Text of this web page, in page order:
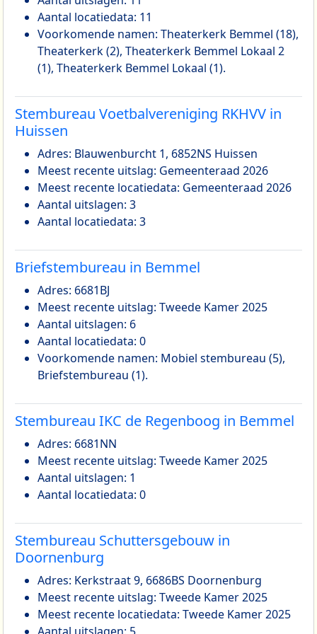
Aantal locatiedata: 11
Voorkomende namen: Theaterkerk Bemmel (18),
Theaterkerk (2), Theaterkerk Bemmel Lokaal 2
(1), Theaterkerk Bemmel Lokaal (1).
Stembureau Voetbalvereniging RKHVV in
Huissen
Adres: Blauwenburcht 1, 6852NS Huissen
Meest recente uitslag: Gemeenteraad 2026
Meest recente locatiedata: Gemeenteraad 2026
Aantal uitslagen: 3
Aantal locatiedata: 3
Briefstembureau in Bemmel
Adres: 6681BJ
Meest recente uitslag: Tweede Kamer 2025
Aantal uitslagen: 6
Aantal locatiedata: 0
Voorkomende namen: Mobiel stembureau (5),
Briefstembureau (1).
Stembureau IKC de Regenboog in Bemmel
Adres: 6681NN
Meest recente uitslag: Tweede Kamer 2025
Aantal uitslagen: 1
Aantal locatiedata: 0
Stembureau Schuttersgebouw in
Doornenburg
Adres: Kerkstraat 9, 6686BS Doornenburg
Meest recente uitslag: Tweede Kamer 2025
Meest recente locatiedata: Tweede Kamer 2025
Aantal uitslagen: 5